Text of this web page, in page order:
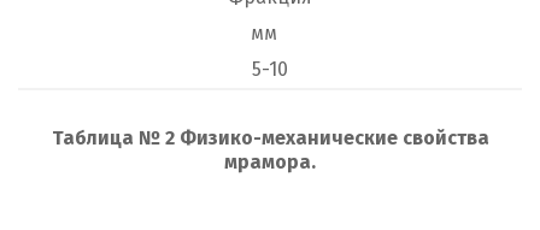
мм
5-10
Таблица № 2 Физико-механические свойства
мрамора.